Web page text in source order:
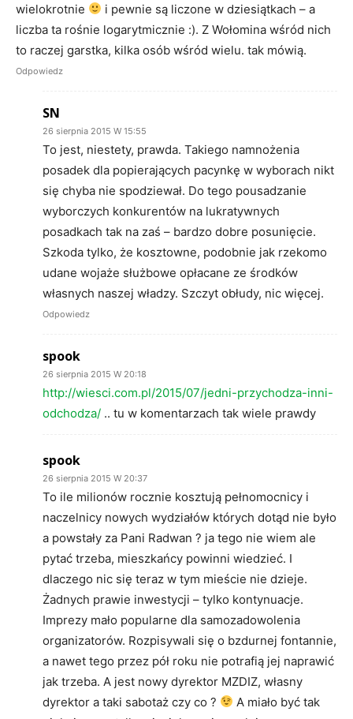
wielokrotnie
i pewnie są liczone w dziesiątkach – a
liczba ta rośnie logarytmicznie :). Z Wołomina wśród nich
to raczej garstka, kilka osób wśród wielu. tak mówią.
Odpowiedz
SN
26 sierpnia 2015 W 15:55
To jest, niestety, prawda. Takiego namnożenia
posadek dla popierających pacynkę w wyborach nikt
się chyba nie spodziewał. Do tego pousadzanie
wyborczych konkurentów na lukratywnych
posadkach tak na zaś – bardzo dobre posunięcie.
Szkoda tylko, że kosztowne, podobnie jak rzekomo
udane wojaże służbowe opłacane ze środków
własnych naszej władzy. Szczyt obłudy, nic więcej.
Odpowiedz
spook
26 sierpnia 2015 W 20:18
http://wiesci.com.pl/2015/07/jedni-przychodza-inni-
odchodza/ .. tu w komentarzach tak wiele prawdy
spook
26 sierpnia 2015 W 20:37
To ile milionów rocznie kosztują pełnomocnicy i
naczelnicy nowych wydziałów których dotąd nie było
a powstały za Pani Radwan ? ja tego nie wiem ale
pytać trzeba, mieszkańcy powinni wiedzieć. I
dlaczego nic się teraz w tym mieście nie dzieje.
Żadnych prawie inwestycji – tylko kontynuacje.
Imprezy mało popularne dla samozadowolenia
organizatorów. Rozpisywali się o bzdurnej fontannie,
a nawet tego przez pół roku nie potrafią jej naprawić
jak trzeba. A jest nowy dyrektor MZDIZ, własny
dyrektor a taki sabotaż czy co ?
A miało być tak